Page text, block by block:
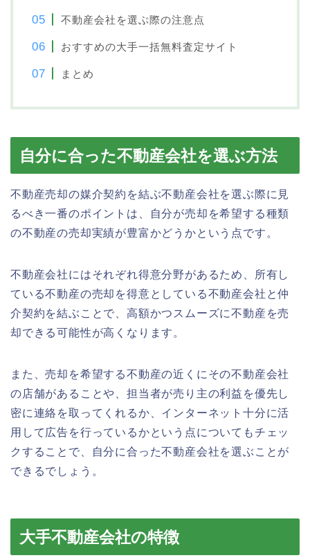
不動産会社を選ぶ際の注意点
おすすめの大手一括無料査定サイト
まとめ
自分に合った不動産会社を選ぶ方法
不動産売却の媒介契約を結ぶ不動産会社を選ぶ際に見
るべき一番のポイントは、自分が売却を希望する種類
の不動産の売却実績が豊富かどうかという点です。
不動産会社にはそれぞれ得意分野があるため、所有し
ている不動産の売却を得意としている不動産会社と仲
介契約を結ぶことで、高額かつスムーズに不動産を売
却できる可能性が高くなります。
また、売却を希望する不動産の近くにその不動産会社
の店舗があることや、担当者が売り主の利益を優先し
密に連絡を取ってくれるか、インターネット十分に活
用して広告を行っているかという点についてもチェッ
クすることで、自分に合った不動産会社を選ぶことが
できるでしょう。
大手不動産会社の特徴